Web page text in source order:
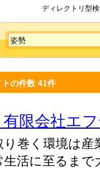
ディレクトリ型
の件数 41件
限会社エ
巻く環境は産
活に至るま